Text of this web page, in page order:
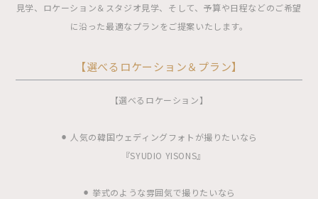
見学、ロケーション＆スタジオ見学、そして、予算や日程などのご希望
に沿った最適なプランをご提案いたします。
【選べるロケーション＆プラン】
【選べるロケーション】
⚫︎ 人気の韓国ウェディングフォトが撮りたいなら
『SYUDIO YISONS』
⚫︎ 挙式のような雰囲気で撮りたいなら